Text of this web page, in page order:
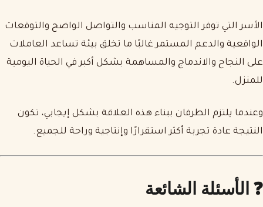
الأسر التي توفر التوجيه المناسب والتواصل الواضح والتوقعات
الواقعية والدعم المستمر غالبًا ما تخلق بيئة تساعد العاملات
على النجاح والاندماج والمساهمة بشكل أكبر في الحياة اليومية
للمنزل.
وعندما يلتزم الطرفان ببناء هذه العلاقة بشكل إيجابي، تكون
النتيجة عادة تجربة أكثر استقرارًا وإنتاجية وراحة للجميع.
❓ الأسئلة الشائعة